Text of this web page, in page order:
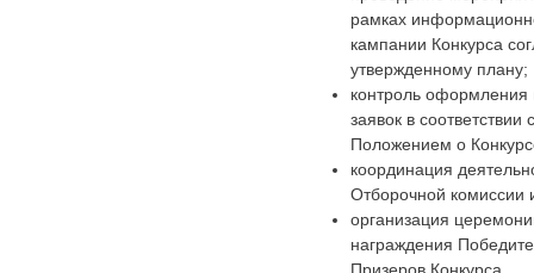
рамках
кампании Конкурса
утвержденному плану;
контроль оформления
заявок в соответствии с
Положением о
координация
Отборочной
организация
награждения
Призеров Конкурса.